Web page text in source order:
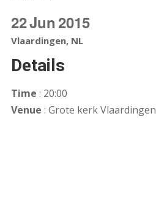
22Jun2015
Vlaardingen, NL
Details
Time : 20:00
Venue : Grote kerk Vlaardingen